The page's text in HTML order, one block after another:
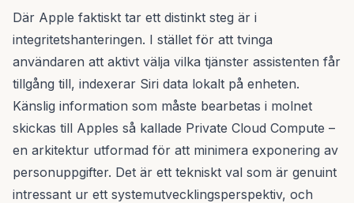
Där Apple faktiskt tar ett distinkt steg är i
integritetshanteringen. I stället för att tvinga
användaren att aktivt välja vilka tjänster assistenten får
tillgång till, indexerar Siri data lokalt på enheten.
Känslig information som måste bearbetas i molnet
skickas till Apples så kallade Private Cloud Compute –
en arkitektur utformad för att minimera exponering av
personuppgifter. Det är ett tekniskt val som är genuint
intressant ur ett systemutvecklingsperspektiv, och